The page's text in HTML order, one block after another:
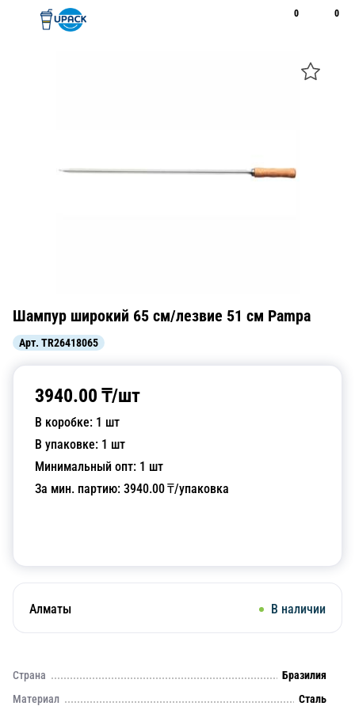
0 0
Шампур широкий 65 см/лезвие 51 см Pampa
Арт. TR26418065
3940.00 ₸/шт
В коробке: 1 шт
В упаковке: 1 шт
Минимальный опт: 1 шт
За мин. партию: 3940.00₸/упаковка
Алматы В наличии
Страна
Бразилия
Материал
Сталь